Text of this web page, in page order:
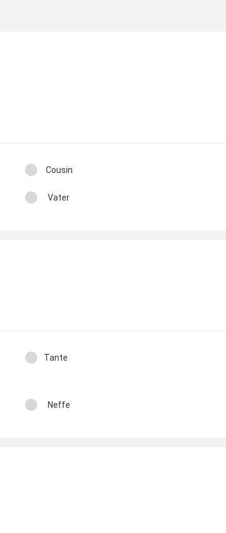
Cousin
Vater
Tante
Neffe